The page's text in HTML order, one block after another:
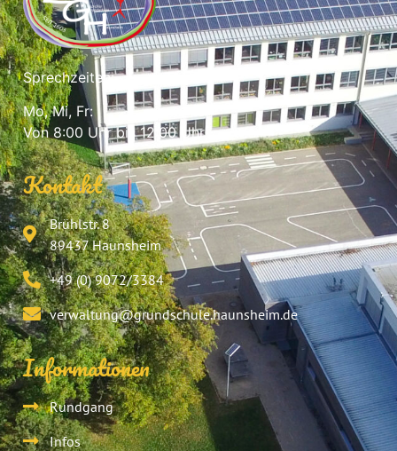
Sprechzeiten:
Mo, Mi, Fr:
Von 8:00 Uhr bis 12:00 Uhr
Kontakt
Brühlstr. 8
89437 Haunsheim
+49 (0) 9072/3384
verwaltung@grund​schule.haunsheim.de
Informationen
Rundgang
Infos